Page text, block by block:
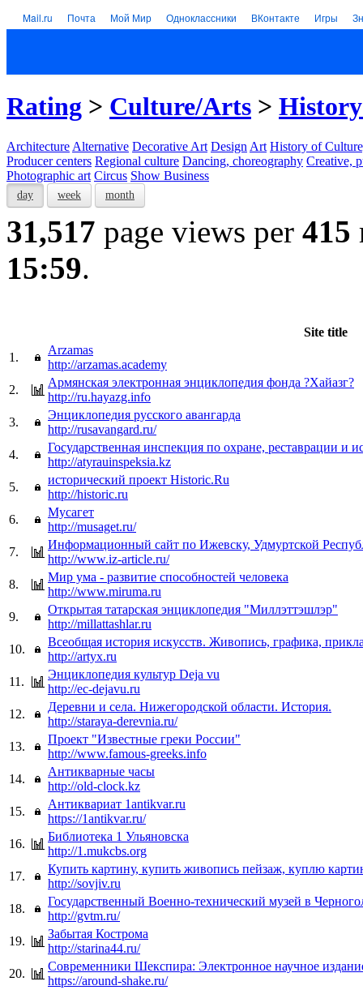
Mail.ru Почта Мой Мир Одноклассники ВКонтакте Игры
Rating > Culture/Arts >
Architecture Alternative Decorative Art Design Art History of
Producer centers Regional culture Dancing, choreography Creative,
Photographic art Circus Show Business
day week month
31,517 page views per 415
15:59.
Site title
1.
Arzamas
http://arzamas.academy
2.
Армянская электронная энциклопедия фонда ?Хайазг?
http://ru.hayazg.info
3.
Энциклопедия русского авангарда
http://rusavangard.ru/
4.
Государственная инспекция по охране, реставрации и
http://atyrauinspeksia.kz
5.
исторический проект Historic.Ru
http://historic.ru
6.
Мусагет
http://musaget.ru/
7.
Информационный сайт по Ижевску, Удмуртской
http://www.iz-article.ru/
8.
Мир ума - развитие способностей человека
http://www.miruma.ru
9.
Открытая татарская энциклопедия "Миллэттэшлэр"
http://millattashlar.ru
10.
Всеобщая история искусств. Живопись, графика,
http://artyx.ru
11.
Энциклопедия культур Deja vu
http://ec-dejavu.ru
12.
Деревни и села. Нижегородской области. История.
http://staraya-derevnia.ru/
13.
Проект "Известные греки России"
http://www.famous-greeks.info
14.
Антикварные часы
http://old-clock.kz
15.
Антиквариат 1antikvar.ru
https://1antikvar.ru/
16.
Библиотека 1 Ульяновска
http://1.mukcbs.org
17.
Купить картину, купить живопись пейзаж, куплю
http://sovjiv.ru
18.
Государственный Военно-технический музей в
http://gvtm.ru/
19.
Забытая Кострома
http://starina44.ru/
20.
Современники Шекспира: Электронное научное
https://around-shake.ru/